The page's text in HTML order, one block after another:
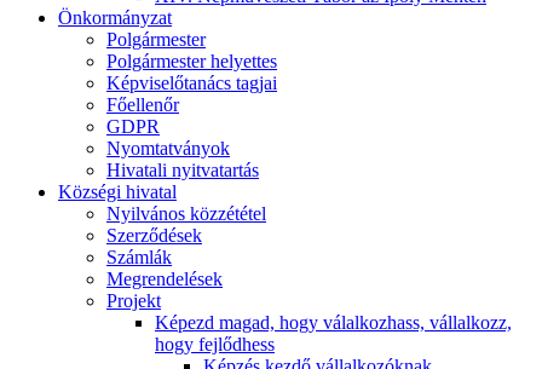
Önkormányzat
Polgármester
Polgármester helyettes
Képviselőtanács tagjai
Főellenőr
GDPR
Nyomtatványok
Hivatali nyitvatartás
Községi hivatal
Nyilvános közzététel
Szerződések
Számlák
Megrendelések
Projekt
Képezd magad, hogy válalkozhass, vállalkozz,
hogy fejlődhess